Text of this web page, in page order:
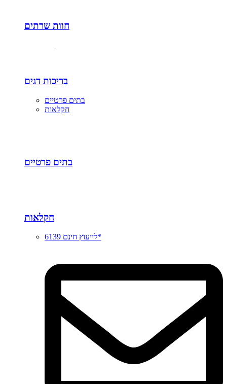
חוות שרתים
בריכות דגים
בתים פרטיים
חקלאות
בתים פרטיים
חקלאות
לייעוץ חינם 6139*